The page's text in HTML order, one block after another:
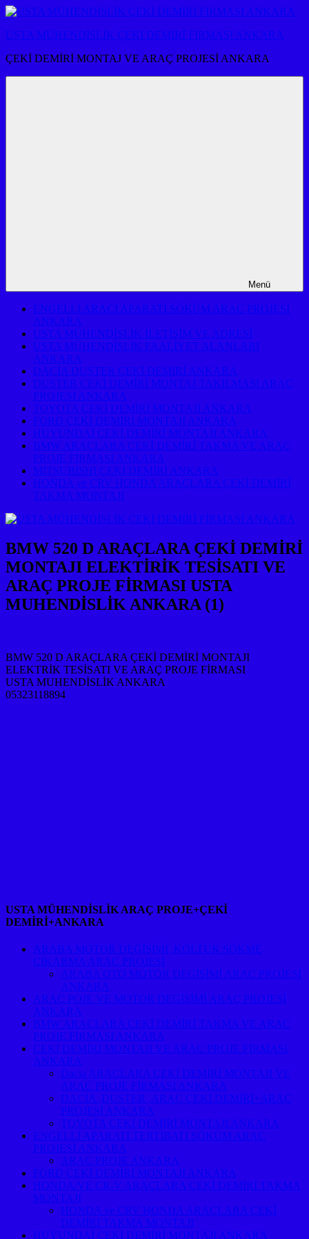
İçeriğe
USTA MÜHENDİSLİK ÇEKİ DEMİRİ FİRMASI ANKARA
ÇEKİ DEMİRİ MONTAJ VE ARAÇ PROJESİ ANKARA
Menü
ENGELLİ ARACI APARATI SÖKÜM ARAÇ PROJESİ
ANKARA
USTA MÜHENDİSLİK İLETİŞİM VE ADRESİ
USTA MÜHENDİSLİK FAALİYET ALANLARI
ANKARA
DACİA DUSTER ÇEKİ DEMİRİ ANKARA
DUSTER ÇEKİ DEMİRİ MONTAJ TAKILMASI ARAÇ
PROJESİ ANKARA
TOYOTA ÇEKİ DEMİRİ MONTAJI ANKARA
FORD ÇEKİ DEMİRİ MONTAJI ANKARA
HUYUNDAİ ÇEKİ DEMİRİ MONTAJI ANKARA
BMW ARAÇLARA ÇEKİ DEMİRİ TAKMA VE ARAÇ
PROJE FİRMASI ANKARA
MITSUBISHI ÇEKİ DEMİRİ ANKARA
HONDA ve CRV HONDA ARAÇLARA ÇEKİ DEMİRİ
TAKMA MONTAJI
BMW 520 D ARAÇLARA ÇEKİ DEMİRİ
MONTAJI ELEKTİRİK TESİSATI VE
ARAÇ PROJE FİRMASI USTA
MUHENDİSLİK ANKARA (1)
BMW 520 D ARAÇLARA ÇEKİ DEMİRİ MONTAJI
ELEKTRİK TESİSATI VE ARAÇ PROJE FİRMASI
USTA MUHENDİSLİK ANKARA
05323118894
USTA MÜHENDİSLİK ARAÇ PROJE+ÇEKİ
DEMİRİ+ANKARA
ARABA MOTOR DEGİŞİMİ ,KOLTUK SÖKME
ÇIKARMA ARAÇ PROJESİ
ARABA OTO MOTOR DEGİŞİMİ ARAÇ PROJESİ
ANKARA
ARAÇ POJE VE MOTOR DEGİŞİMİ ARAÇ PROJESİ
ANKARA
BMW ARAÇLARA ÇEKİ DEMİRİ TAKMA VE ARAÇ
PROJE FİRMASI ANKARA
ÇEKİ DEMİRİ MONTAJI VE ARAÇ PROJE FİRMASI
ANKARA
Dacia ARAÇLARA ÇEKİ DEMİRİ MONTAJI VE
ARAÇ PROJE FİRMASI ANKARA
DACİA ,DUSTER ,ARAÇ ÇEKİ DEMİRİ+ARAÇ
PROJESİ ANKARA
TOYOTA ÇEKİ DEMİRİ MONTAJI ANKARA
ENGELLİ APARATI TERTİBATI SÖKÜM ARAÇ
PROJESİ ANKARA
ARAÇ PROJE ANKARA
FORD ÇEKİ DEMİRİ MONTAJI ANKARA
HONDA/VE CR-V ARAÇLARA ÇEKİ DEMİRİ TAKMA
MONTAJI
HONDA ve CRV HONDA ARAÇLARA ÇEKİ
DEMİRİ TAKMA MONTAJI
HUYUNDAİ ÇEKİ DEMİRİ MONTAJI ANKARA